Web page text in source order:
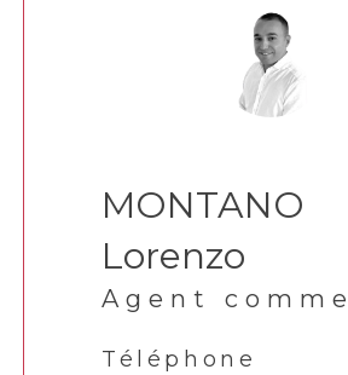
MONTANO
Lorenzo
Agent
Téléphone